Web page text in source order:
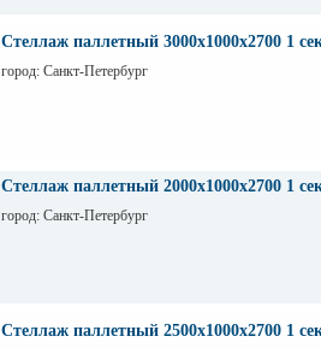
Стеллаж паллетный 3000х1000х2700 1
город: Санкт-Петербург
Стеллаж паллетный 2000х1000х2700 1
город: Санкт-Петербург
Стеллаж паллетный 2500х1000х2700 1